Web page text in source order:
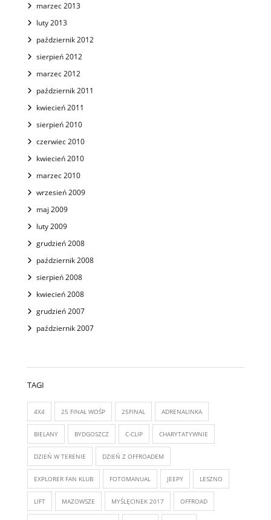
marzec 2013
luty 2013
październik 2012
sierpień 2012
marzec 2012
październik 2011
kwiecień 2011
sierpień 2010
czerwiec 2010
kwiecień 2010
marzec 2010
wrzesień 2009
maj 2009
luty 2009
grudzień 2008
październik 2008
sierpień 2008
kwiecień 2008
grudzień 2007
październik 2007
TAGI
4X4 25 FINAŁ WOŚP 25FINAL ADRENALINKA
BIELANY BYDGOSZCZ C-CLIP CHARYTATYWNIE
DZIEŃ W TERENIE DZIEŃ Z OFFROADEM
EXPLORER FAN KLUB FOTOMANUAL JEEPY LESZNO
LIFT MAZOWSZE MYŚLĘCINEK 2017 OFFROAD